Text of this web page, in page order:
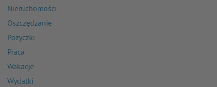
Nieruchomości
Oszczędzanie
Pożyczki
Praca
Wakacje
Wydatki